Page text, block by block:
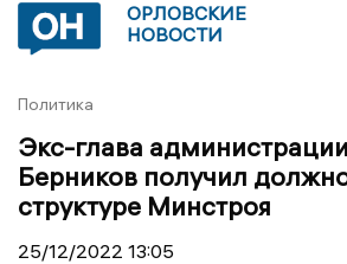
ОРЛОВСКИЕ
НОВОСТИ
Политика
Экс-глава
Берников получил
структуре Минстроя
25/12/2022 13:05